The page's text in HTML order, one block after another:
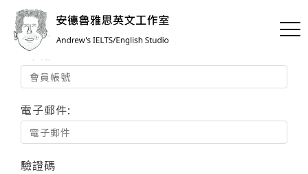
請輸入您的登入帳號和電子郵件地址。經確認後，您將收到通
過E-mail給您修改密碼的相關連結。
會員帳號:
電子郵件:
驗證碼